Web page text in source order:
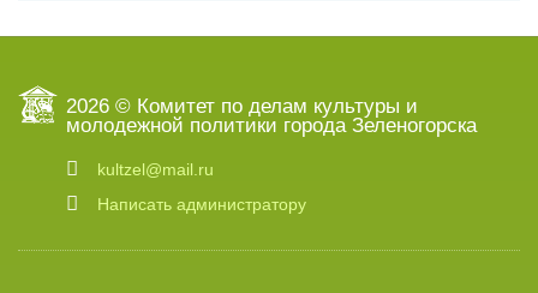
2026 © Комитет по делам культуры и
молодежной политики города Зеленогорска
kultzel@mail.ru
Написать администратору